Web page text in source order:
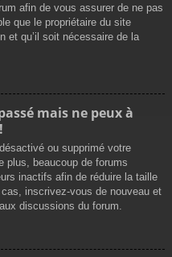
afin de vous assurer de ne pas
que le propriétaire du site
et qu’il soit nécessaire de la
mais ne peux à
ou supprimé votre
plus, beaucoup de forums
inactifs afin de réduire la taille
inscrivez-vous de nouveau et
discussions du forum.